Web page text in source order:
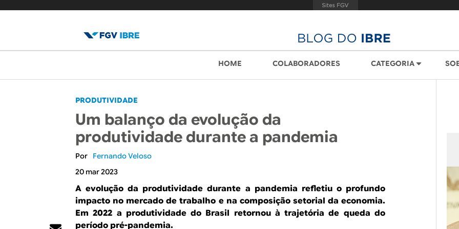
l
o
g
d
o
I
B
u
p
r
i
n
c
i
p
HOME COLABORADORES CATEGORIA
PRODUTIVIDADE
Um balanço da evolução da
produtividade durante a pandemia
Fernando Veloso
20 mar 2023
A evolução da produtividade durante a pandemia refletiu o profundo
impacto no mercado de trabalho e na composição setorial da economia.
Em 2022 a produtividade do Brasil retornou à trajetória de queda do
período pré-pandemia.